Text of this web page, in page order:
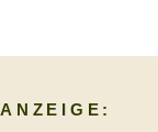
ANZEIGE: